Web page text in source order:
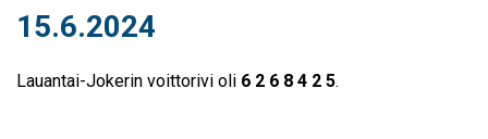
15.6.2024
Lauantai-Jokerin voittorivi oli 6 2 6 8 4 2 5.